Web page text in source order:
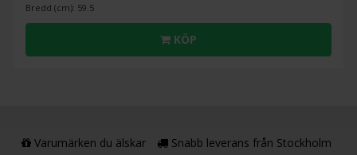
Bredd (cm): 59.5
KÖP
Varumärken du älskar
Snabb leverans från Stockholm